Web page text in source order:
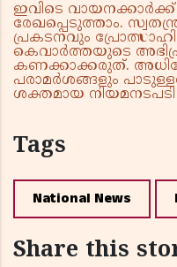
ഇവിടെ
രേഖപ്പെടുത്താം.
പ്രകടനവും
കെവാർത്തയുടെ
കണക്കാക്കരുത്.
പരാമർശങ്ങളും
ശക്തമായ നിയമനടപടി
Tags
National News
Share this